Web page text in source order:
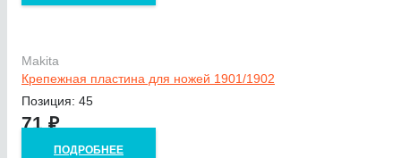
Makita
Крепежная пластина для ножей 1901/1902
Позиция: 45
71₽
ПОДРОБНЕЕ